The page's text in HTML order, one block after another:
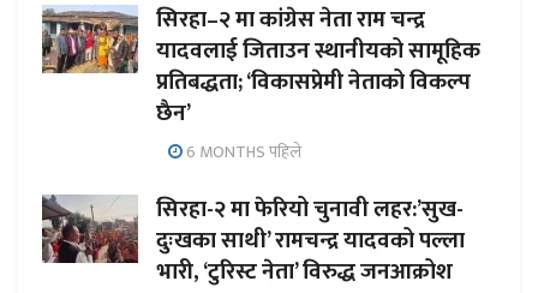
सिरहा–२ मा कांग्रेस नेता राम चन्द्र
यादवलाई जिताउन स्थानीयको सामूहिक
प्रतिबद्धता; ‘विकासप्रेमी नेताको विकल्प
छैन’
6 MONTHS पहिले
सिरहा-२ मा फेरियो चुनावी लहर:’सुख-
दुःखका साथी’ रामचन्द्र यादवको पल्ला
भारी, ‘टुरिस्ट नेता’ विरुद्ध जनआक्रोश